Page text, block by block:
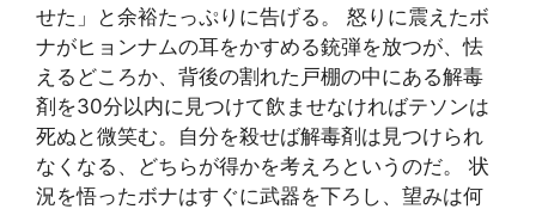
せた」と余裕たっぷりに告げる。 怒りに震えたボ
ナがヒョンナムの耳をかすめる銃弾を放つが、怯
えるどころか、背後の割れた戸棚の中にある解毒
剤を30分以内に見つけて飲ませなければテソンは
死ぬと微笑む。自分を殺せば解毒剤は見つけられ
なくなる、どちらが得かを考えろというのだ。 状
況を悟ったボナはすぐに武器を下ろし、望みは何